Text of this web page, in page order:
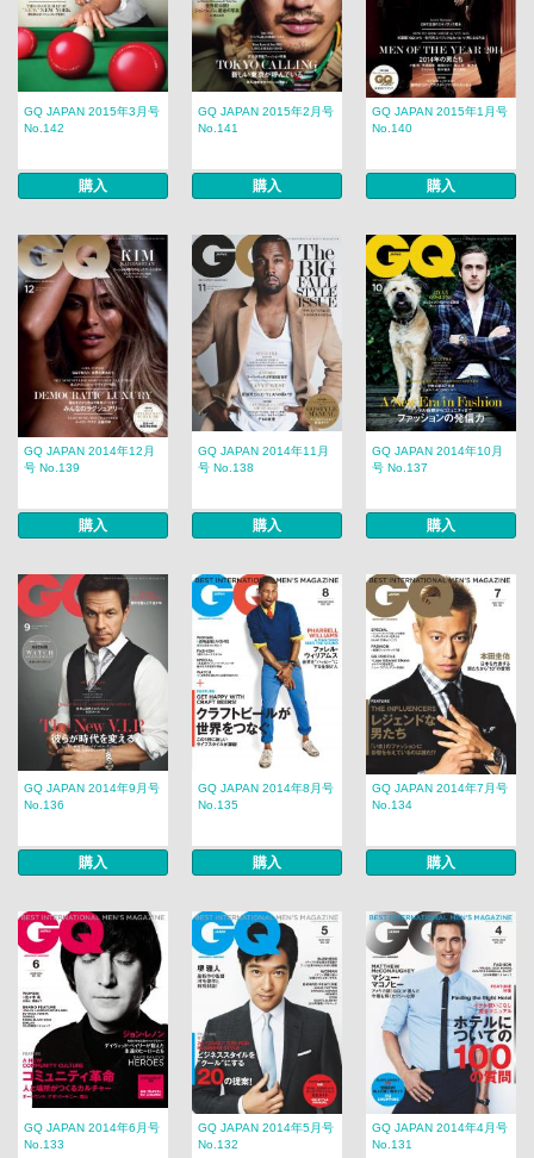
GQ JAPAN 2015年3月号
No.142
購入
GQ JAPAN 2015年2月号
No.141
購入
GQ JAPAN 2015年1月号
No.140
購入
GQ JAPAN 2014年12月
号 No.139
購入
GQ JAPAN 2014年11月
号 No.138
購入
GQ JAPAN 2014年10月
号 No.137
購入
GQ JAPAN 2014年9月号
No.136
購入
GQ JAPAN 2014年8月号
No.135
購入
GQ JAPAN 2014年7月号
No.134
購入
GQ JAPAN 2014年6月号
No.133
GQ JAPAN 2014年5月号
No.132
GQ JAPAN 2014年4月号
No.131